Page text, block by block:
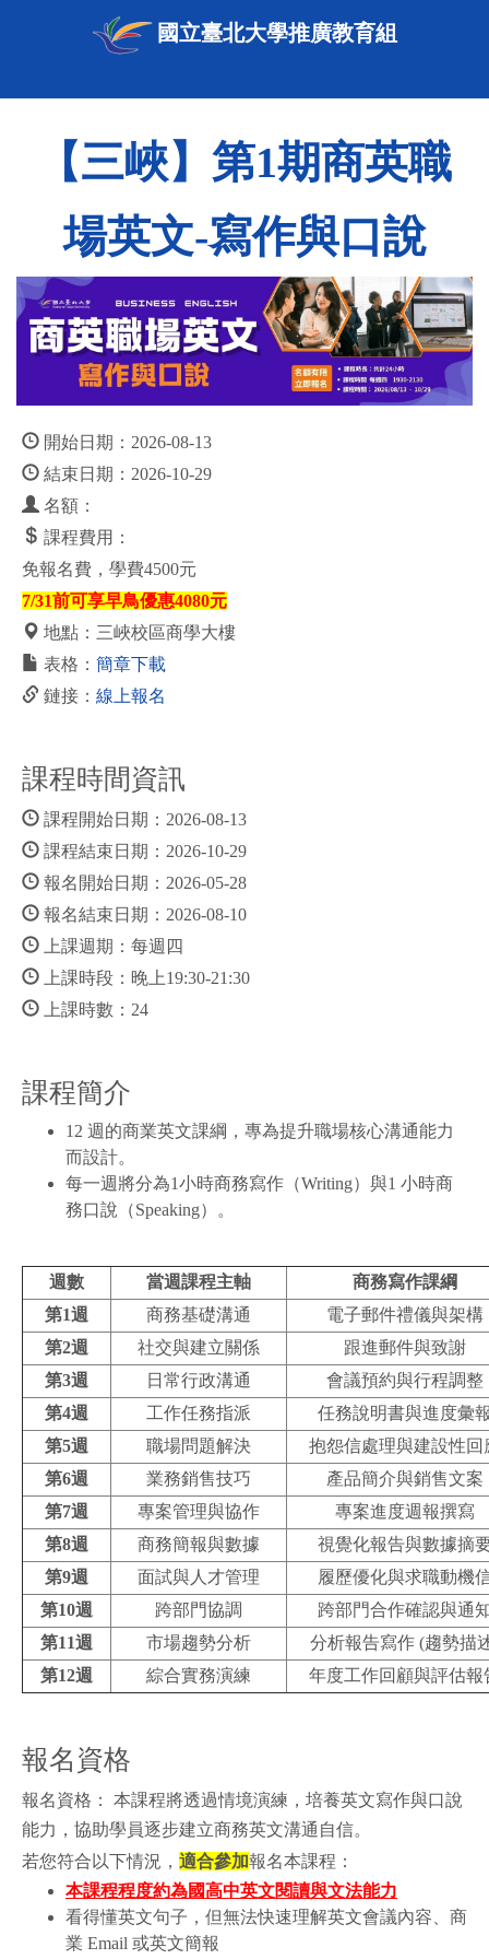
國立臺北大學推廣教育組
【三峽】第1期商英職
場英文-寫作與口說
開始日期：2026-08-13
結束日期：2026-10-29
名額：
課程費用：
免報名費，學費4500元
7/31前可享早鳥優惠4080元
地點：三峽校區商學大樓
表格： 簡章下載
鏈接： 線上報名
課程時間資訊
課程開始日期：2026-08-13
課程結束日期：2026-10-29
報名開始日期：2026-05-28
報名結束日期：2026-08-10
上課週期：每週四
上課時段：晚上19:30-21:30
上課時數：24
課程簡介
12 週的商業英文課綱，專為提升職場核心溝通能力
而設計。
每一週將分為1小時商務寫作（Writing）與1 小時商
務口說（Speaking）。
週數 當週課程主軸
商務寫作課綱
第1週
商務基礎溝通
電子郵件禮儀與架構
第2週
社交與建立關係
跟進郵件與致謝
第3週
日常行政溝通
會議預約與行程調整
第4週
工作任務指派
任務說明書與進度彙
第5週
職場問題解決
抱怨信處理與建設性回
第6週
業務銷售技巧
產品簡介與銷售文案
第7週
專案管理與協作
專案進度週報撰寫
第8週
商務簡報與數據
視覺化報告與數據摘
第9週
面試與人才管理
履歷優化與求職動機
第10週
跨部門協調
跨部門合作確認與通
第11週
市場趨勢分析
分析報告寫作 (趨勢描
第12週
綜合實務演練 年度工作回顧與評估報
報名資格
報名資格： 本課程將透過情境演練，培養英文寫作與口說
能力，協助學員逐步建立商務英文溝通自信。
若您符合以下情況， 適合參加報名本課程：
本課程程度約為國高中英文閱讀與文法能力
看得懂英文句子，但無法快速理解英文會議內容、商
業 Email 或英文簡報